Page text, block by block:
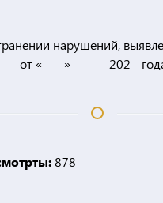
нарушений,
от
878